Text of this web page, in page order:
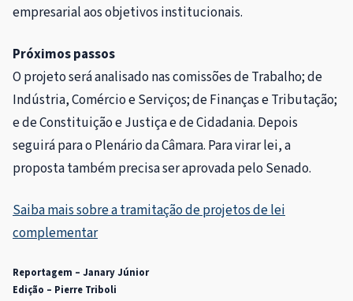
empresarial aos objetivos institucionais.
Próximos passos
O projeto será analisado nas comissões de Trabalho; de
Indústria, Comércio e Serviços; de Finanças e Tributação;
e de Constituição e Justiça e de Cidadania. Depois
seguirá para o Plenário da Câmara. Para virar lei, a
proposta também precisa ser aprovada pelo Senado.
Saiba mais sobre a tramitação de projetos de lei
complementar
Reportagem – Janary Júnior
Edição – Pierre Triboli